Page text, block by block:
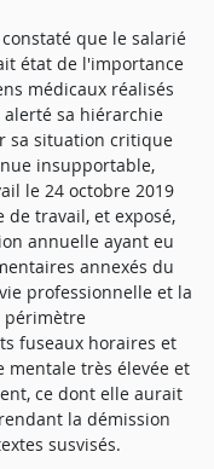
que le salarié
état de l'importance
médicaux réalisés
sa hiérarchie
sa situation critique
insupportable,
le 24 octobre 2019
travail, et exposé,
annuelle ayant eu
annexés du
professionnelle et la
périmètre
fuseaux horaires et
mentale très élevée et
ce dont elle aurait
la démission
susvisés.